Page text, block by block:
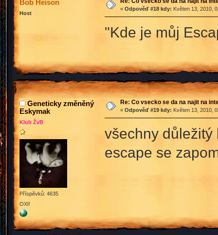
Bob Heison
Host
« Odpověď #18 kdy: Květen 13, 2010,
"Kde je můj
Geneticky změněný
Eskymak
Klub ŽvB
Příspěvků: 4635
OXI!
Re: Co vsecko se da na najit na
« Odpověď #19 kdy: Květen 13, 2010,
všechny důležitý
escape se